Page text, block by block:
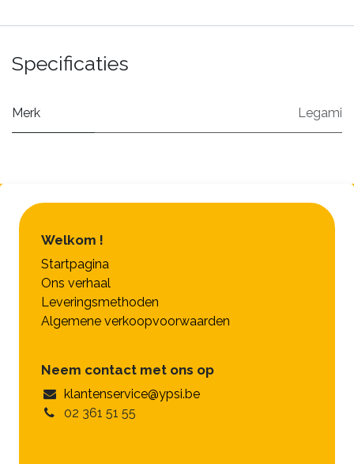
Specificaties
Merk Legami
Welkom !
Startpagina
Ons verhaal
Leveringsmethoden
Algemene verkoopvoorwaarden
Neem contact met ons op
klantenservice@ypsi.be
02 361 51 55